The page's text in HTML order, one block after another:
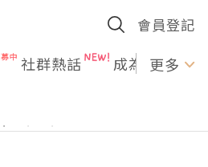
會員登記
社群熱話 成為U更多